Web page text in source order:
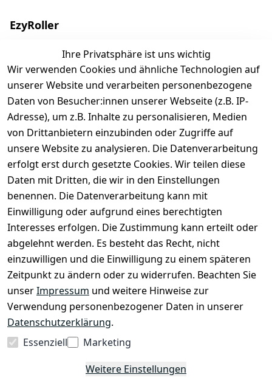
EzyRoller
Finde deinen Ezyroller
Modelle
EzyRoller Originals
EzyRoller X-Series
Zubehör
Ersatzteile
Sale & Bundle-Angebote
Händler werden
Über uns
Shop & Kontakt
EzyRoller Pflege & Garantie
Widerrufs­recht
Widerruf absenden
Impressum
Daten­schutz­erklärung
Ihre Privatsphäre ist uns wichtig
Wir verwenden Cookies und ähnliche Technologien auf
unserer Website und verarbeiten personenbezogene
Daten von Besucher:innen unserer Webseite (z.B. IP-
Adresse), um z.B. Inhalte zu personalisieren, Medien
von Drittanbietern einzubinden oder Zugriffe auf
unsere Website zu analysieren. Die Datenverarbeitung
erfolgt erst durch gesetzte Cookies. Wir teilen diese
Daten mit Dritten, die wir in den Einstellungen
benennen. Die Datenverarbeitung kann mit
Einwilligung oder aufgrund eines berechtigten
Interesses erfolgen. Die Zustimmung kann erteilt oder
abgelehnt werden. Es besteht das Recht, nicht
einzuwilligen und die Einwilligung zu einem späteren
Zeitpunkt zu ändern oder zu widerrufen. Beachten Sie
unserImpressum und weitere Hinweise zur
Verwendung personenbezogener Daten in unserer
Datenschutzerklärung.
Essenziell
Marketing
Weitere Einstellungen